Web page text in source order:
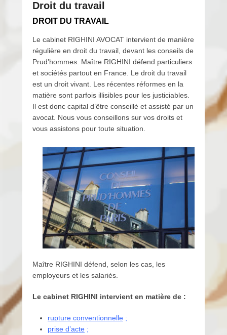
Droit du travail
P
s
t
é
l
e
2
9
j
u
r
p
u
DROIT DU TRAVAIL
Le cabinet RIGHINI AVOCAT intervient de manière
régulière en droit du travail, devant les conseils de
Prud’hommes. Maître RIGHINI défend particuliers
et sociétés partout en France. Le droit du travail
est un droit vivant. Les récentes réformes en la
matière sont parfois illisibles pour les justiciables.
Il est donc capital d’être conseillé et assisté par un
avocat. Nous vous conseillons sur vos droits et
vous assistons pour toute situation.
Maître RIGHINI défend, selon les cas, les
employeurs et les salariés.
Le cabinet RIGHINI intervient en matière de :
rupture conventionnelle ;
prise d’acte ;